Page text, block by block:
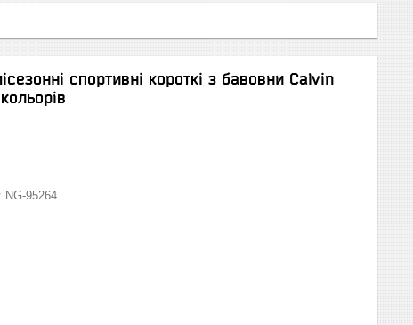
спортивні короткі з бавовни Calvin
NG-95264